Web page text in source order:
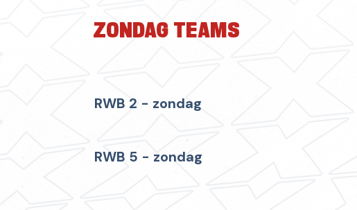
ZONDAG TEAMS
RWB 2 - zondag
RWB 5 - zondag